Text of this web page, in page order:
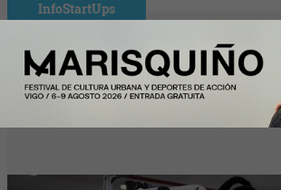
InfoStartUps
Mango colabora con Theker
desarrollar proyectos de
su centro logístico